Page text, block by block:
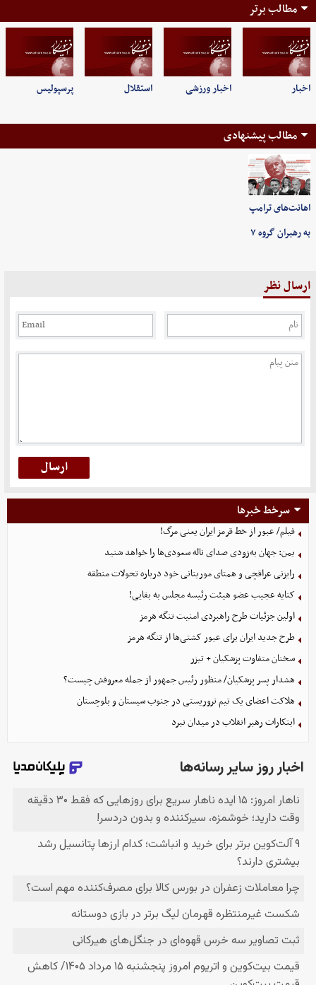
مطالب برتر
اخبار اخبار ورزشی استقلال پرسپولیس
مطالب پیشنهادی
اهانت‌های ترامپ
به رهبران گروه ۷
ارسال نظر
سرخط خبرها
فیلم/ عبور از خط قرمز ایران یعنی مرگ!
یمن: جهان به‌زودی صدای ناله سعودی‌ها را خواهد شنید
رایزنی عراقچی و همتای موریتانی خود درباره تحولات منطقه
کنایه عجیب عضو هیئت رئیسه مجلس به بقایی!
اولین جزئیات طرح راهبردی امنیت تنگه هرمز
طرح جدید ایران برای عبور کشتی‌ها از تنگه هرمز
سخنان متفاوت پزشکیان + تیزر
هشدار پسر پزشکیان/ منظور رئیس جمهور از جمله معروفش چیست؟
هلاکت اعضای یک تیم تروریستی در جنوب سیستان و بلوچستان
ابتکارات رهبر انقلاب در میدان نبرد